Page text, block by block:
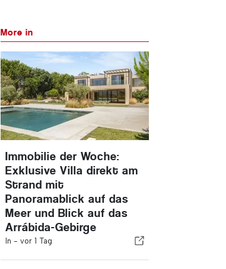
More in
Immobilie der Woche:
Exklusive Villa direkt am
Strand mit
Panoramablick auf das
Meer und Blick auf das
Arrábida-Gebirge
In - vor 1 Tag